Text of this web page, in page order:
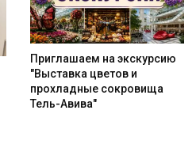
Приглашаем на экскурсию
"Выставка цветов и
прохладные сокровища
Тель-Авива"